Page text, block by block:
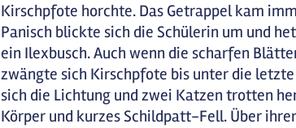
Kirschpfote horchte. Das Getrappel kam
Panisch blickte sich die Schülerin um und
ein Ilexbusch. Auch wenn die scharfen
zwängte sich Kirschpfote bis unter die
sich die Lichtung und zwei Katzen trotten
Körper und kurzes Schildpatt-Fell. Über